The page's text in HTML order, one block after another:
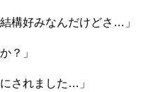
構好みなんだけどさ…」
？」
されました…」